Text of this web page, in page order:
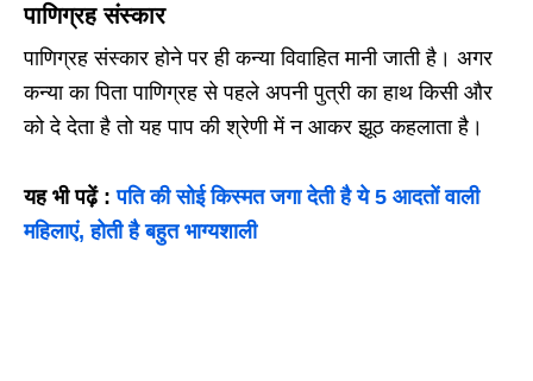
पाणिग्रह संस्कार
पाणिग्रह संस्कार होने पर ही कन्या विवाहित मानी जाती है। अगर
कन्या का पिता पाणिग्रह से पहले अपनी पुत्री का हाथ किसी और
को दे देता है तो यह पाप की श्रेणी में न आकर झूठ कहलाता है।
यह भी पढ़ें :पति की सोई किस्मत जगा देती है ये 5 आदतों वाली
महिलाएं, होती है बहुत भाग्यशाली